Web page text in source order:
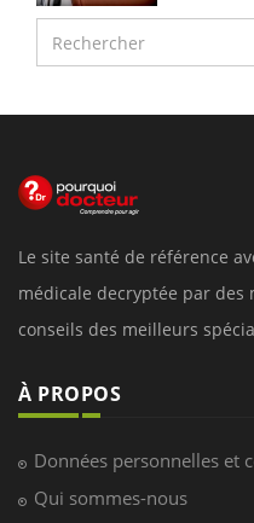
Le site santé de référence
médicale decryptée par des
conseils des meilleurs
À PROPOS
Données personnelles et
Qui sommes-nous